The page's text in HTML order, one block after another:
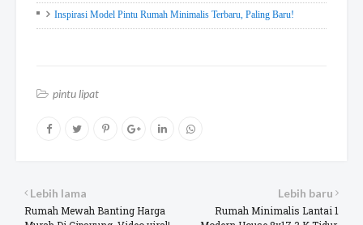
Inspirasi Model Pintu Rumah Minimalis Terbaru, Paling Baru!
pintu lipat
Lebih baru
Rumah Minimalis Lantai 1
Lebih lama
Rumah Mewah Banting Harga